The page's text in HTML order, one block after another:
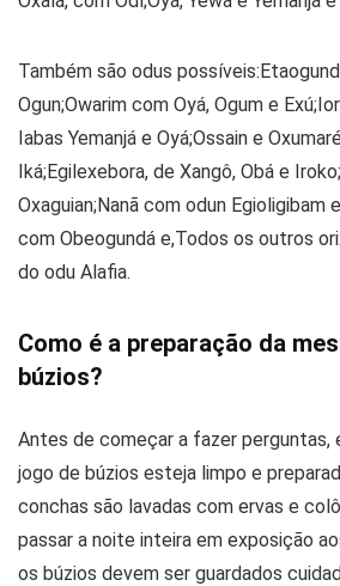
Também são odus
Ogun;Owarim com Oyá, Ogum e
Iabas Yemanjá e Oyá;Ossain e
Iká;Egilexebora, de Xangô, Obá e
Oxaguian;Nanã com odun Egioligibam
com Obeogundá e,Todos os outros
do odu Alafia.
Como é a preparação da
búzios?
Antes de começar a fazer perguntas,
jogo de búzios esteja limpo e
conchas são lavadas com ervas e
passar a noite inteira em exposição
os búzios devem ser guardados